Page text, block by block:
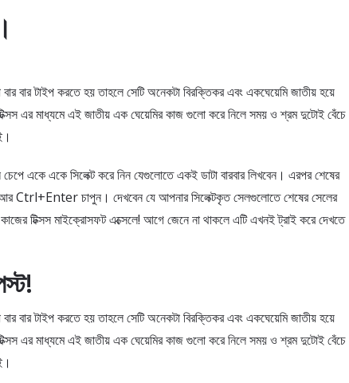
বার টাইপ করতে হয় তাহলে সেটি অনেকটা বিরক্তিকর এবং একঘেয়েমি জাতীয় হয়ে
এর মাধ্যমে এই জাতীয় এক ঘেয়েমির কাজ গুলো করে নিলে সময় ও শ্রম দুটোই বেঁচে
একে একে সিলেক্ট করে নিন যেগুলোতে একই ডাটা বারবার লিখবেন। এরপর শেষের
আর Ctrl+Enter চাপুন। দেখবেন যে আপনার সিলেক্টকৃত সেলগুলোতে শেষের সেলের
টিক্সস মাইক্রোসফট এক্সেলে! আগে জেনে না থাকলে এটি এখনই ট্রাই করে দেখতে
বার টাইপ করতে হয় তাহলে সেটি অনেকটা বিরক্তিকর এবং একঘেয়েমি জাতীয় হয়ে
এর মাধ্যমে এই জাতীয় এক ঘেয়েমির কাজ গুলো করে নিলে সময় ও শ্রম দুটোই বেঁচে